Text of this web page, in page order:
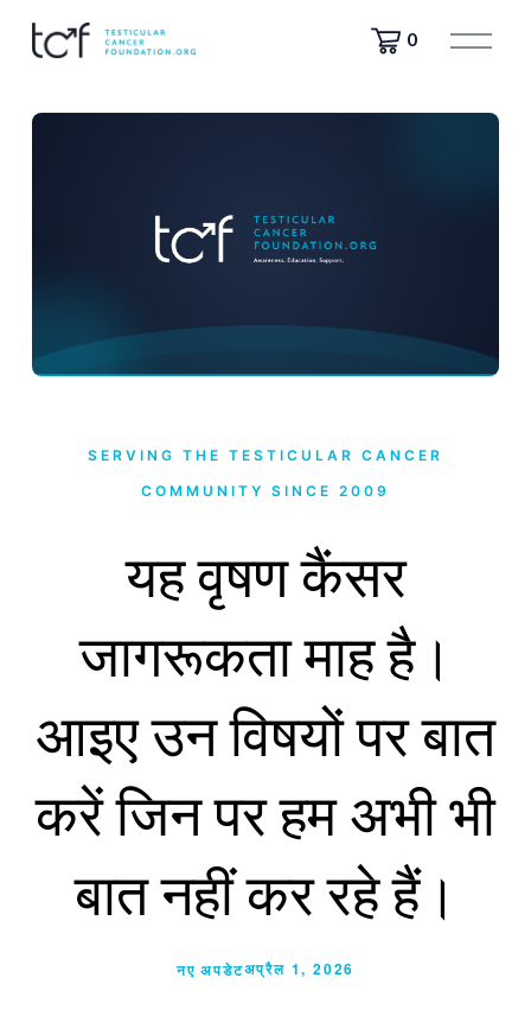
0
मे
नू
लें
SERVING THE TESTICULAR CANCER
COMMUNITY SINCE 2009
यह वृषण कैंसर
जागरूकता माह है।
आइए उन विषयों पर बात
करें जिन पर हम अभी भी
बात नहीं कर रहे हैं।
नए अपडेटअप्रैल 1, 2026